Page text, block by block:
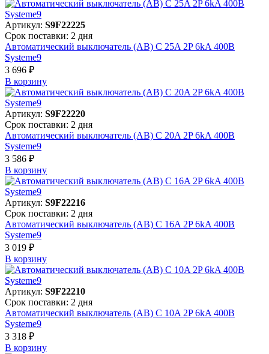
Артикул: S9F22225
Срок поставки: 2 дня
Автоматический выключатель (АВ) C 25A 2P 6kA 400В
Systeme9
3 696 ₽
В корзинy
Артикул: S9F22220
Срок поставки: 2 дня
Автоматический выключатель (АВ) C 20A 2P 6kA 400В
Systeme9
3 586 ₽
В корзинy
Артикул: S9F22216
Срок поставки: 2 дня
Автоматический выключатель (АВ) C 16A 2P 6kA 400В
Systeme9
3 019 ₽
В корзинy
Артикул: S9F22210
Срок поставки: 2 дня
Автоматический выключатель (АВ) C 10A 2P 6kA 400В
Systeme9
3 318 ₽
В корзинy